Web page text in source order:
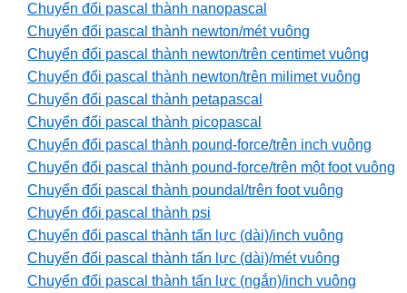
Chuyển đổi pascal thành nanopascal
Chuyển đổi pascal thành newton/mét vuông
Chuyển đổi pascal thành newton/trên centimet vuông
Chuyển đổi pascal thành newton/trên milimet vuông
Chuyển đổi pascal thành petapascal
Chuyển đổi pascal thành picopascal
Chuyển đổi pascal thành pound-force/trên inch vuông
Chuyển đổi pascal thành pound-force/trên một foot vuông
Chuyển đổi pascal thành poundal/trên foot vuông
Chuyển đổi pascal thành psi
Chuyển đổi pascal thành tấn lực (dài)/inch vuông
Chuyển đổi pascal thành tấn lực (dài)/mét vuông
Chuyển đổi pascal thành tấn lực (ngắn)/inch vuông